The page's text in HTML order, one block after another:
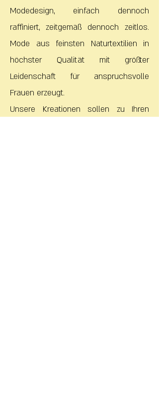
Modedesign, einfach dennoch
raffiniert, zeitgemäß dennoch zeitlos.
Mode aus feinsten Naturtextilien in
höchster Qualität mit größter
Leidenschaft für anspruchsvolle
Frauen erzeugt.
Unsere Kreationen sollen zu Ihren